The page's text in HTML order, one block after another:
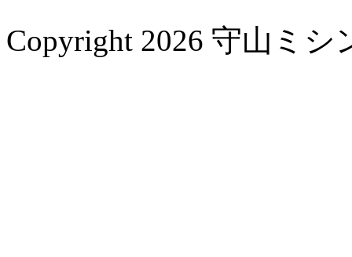
Copyright 2026 守山ミシ